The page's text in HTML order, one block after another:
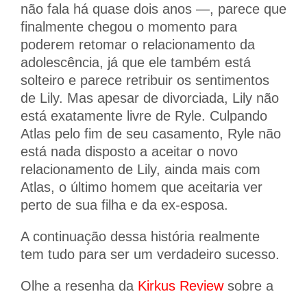
não fala há quase dois anos —, parece que
finalmente chegou o momento para
poderem retomar o relacionamento da
adolescência, já que ele também está
solteiro e parece retribuir os sentimentos
de Lily. Mas apesar de divorciada, Lily não
está exatamente livre de Ryle. Culpando
Atlas pelo fim de seu casamento, Ryle não
está nada disposto a aceitar o novo
relacionamento de Lily, ainda mais com
Atlas, o último homem que aceitaria ver
perto de sua filha e da ex-esposa.
A continuação dessa história realmente
tem tudo para ser um verdadeiro sucesso.
Olhe a resenha da Kirkus Reviewsobre a